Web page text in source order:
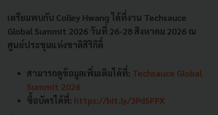
เตรียมพบกับ Colley Hwang ได้ที่งาน Techsauce
Global Summit 2026 วันที่ 26-28 สิงหาคม 2026 ณ
ศูนย์ประชุมแห่งชาติสิริกิติ์
สามารถดูข้อมูลเพิ่มเติมได้ที่: Techsauce Global
Summit 2026
ซื้อบัตรได้ที่: https://bit.ly/3PdSFPX